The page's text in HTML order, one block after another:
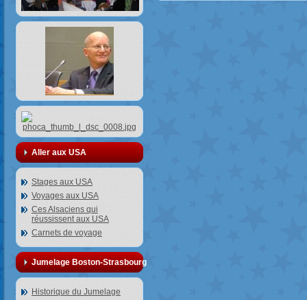
Aller aux USA
Stages aux USA
Voyages aux USA
Ces Alsaciens qui
réussissent aux USA
Carnets de voyage
Jumelage Boston-Strasbourg
Historique du Jumelage